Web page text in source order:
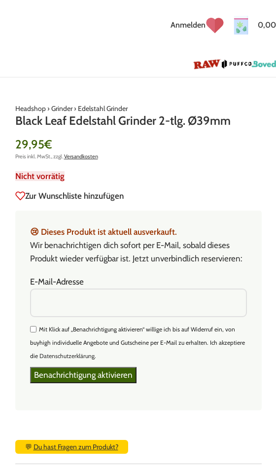
Anmelden 0,00
Headshop› Grinder› Edelstahl Grinder
Black Leaf Edelstahl Grinder 2-tlg. Ø39mm
29,95€
Preis inkl. MwSt., zzgl.Versandkosten
Nicht vorrätig
Zur Wunschliste hinzufügen
😢 Dieses Produkt ist aktuell ausverkauft.
Wir benachrichtigen dich sofort per E-Mail, sobald dieses
Produkt wieder verfügbar ist. Jetzt unverbindlich reservieren:
E-Mail-Adresse
Mit Klick auf „Benachrichtigung aktivieren“ willige ich bis auf Widerruf ein, von
buyhigh individuelle Angebote und Gutscheine per E-Mail zu erhalten. Ich akzeptiere
die Datenschutzerklärung.
💬 Du hast Fragen zum Produkt?